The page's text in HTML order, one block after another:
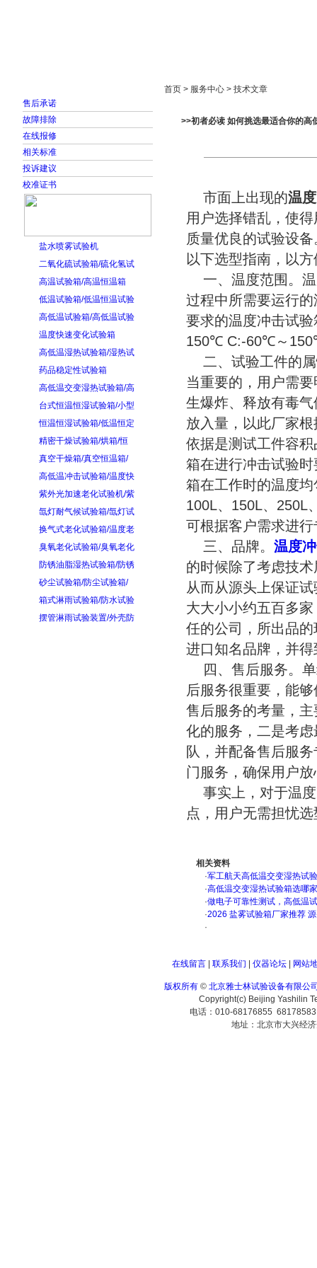
售后承诺
故障排除
在线报修
相关标准
投诉建议
校准证书
盐水喷雾试验机
二氧化硫试验箱/硫化氢试
高温试验箱/高温恒温箱
低温试验箱/低温恒温试验
高低温试验箱/高低温试验
温度快速变化试验箱
高低温湿热试验箱/湿热试
药品稳定性试验箱
高低温交变湿热试验箱/高
台式恒温恒湿试验箱/小型
恒温恒湿试验箱/低温恒定
精密干燥试验箱/烘箱/恒
真空干燥箱/真空恒温箱/
高低温冲击试验箱/温度快
紫外光加速老化试验机/紫
氙灯耐气候试验箱/氙灯试
换气式老化试验箱/温度老
臭氧老化试验箱/臭氧老化
防锈油脂湿热试验箱/防锈
砂尘试验箱/防尘试验箱/
箱式淋雨试验箱/防水试验
摆管淋雨试验装置/外壳防
首页 > 服务中心 > 技术文章
>>初者必读 如何挑选最适合你的高
市面上出现的温
用户选择错乱，使
质量优良的试验设
以下选型指南，以
一、温度范围。温
过程中所需要运行
要求的温度冲击试
150℃ C:-60℃～
二、试验工件的属
当重要的，用户需
生爆炸、释放有毒
放入量，以此厂家
依据是测试工件容
箱在进行冲击试验
箱在工作时的温度
100L、150L、250L
可根据客户需求进
三、品牌。 温度
的时候除了考虑技
从而从源头上保证
大大小小约五百多
任的公司，所出品
进口知名品牌，并
四、售后服务。单
后服务很重要，能
售后服务的考量，
化的服务，二是考
队，并配备售后服
门服务，确保用户
事实上，对于温度
点，用户无需担忧
相关资料
·军工航天高低温交变湿热试
·高低温交变湿热试验箱选哪
·做电子可靠性测试，高低温
·2026 盐雾试验箱厂家推荐
·
在线留言| 联系我们 仪器论坛| 网站
版权所有 © 北京雅士林试验设备有限公
Copyright(c) Beijing Yashilin
电话：010-68176855
地址：北京市大兴经